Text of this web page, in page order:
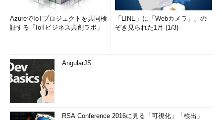
AzureでIoTプロジェクトを共同検
証する「IoTビジネス共創ラボ」
「LINE」に「Webカメラ」、の
ぞき見られた1月 (1/3)
AngularJS
RSA Conference 2016に見る「可視化」「検出」